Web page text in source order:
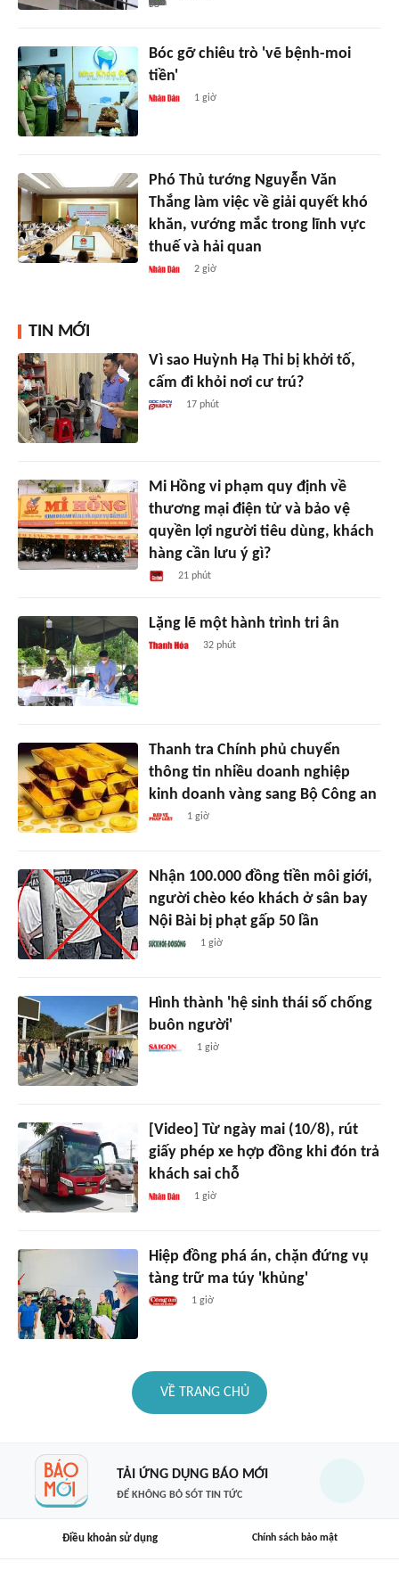
Bóc gỡ chiêu trò 'vẽ bệnh-moi
tiền'
1 giờ
Phó Thủ tướng Nguyễn Văn
Thắng làm việc về giải quyết khó
khăn, vướng mắc trong lĩnh vực
thuế và hải quan
2 giờ
TIN MỚI
Vì sao Huỳnh Hạ Thi bị khởi tố,
cấm đi khỏi nơi cư trú?
17 phút
Mi Hồng vi phạm quy định về
thương mại điện tử và bảo vệ
quyền lợi người tiêu dùng, khách
hàng cần lưu ý gì?
21 phút
Lặng lẽ một hành trình tri ân
32 phút
Thanh tra Chính phủ chuyển
thông tin nhiều doanh nghiệp
kinh doanh vàng sang Bộ Công an
1 giờ
Nhận 100.000 đồng tiền môi giới,
người chèo kéo khách ở sân bay
Nội Bài bị phạt gấp 50 lần
1 giờ
Hình thành 'hệ sinh thái số chống
buôn người'
1 giờ
[Video] Từ ngày mai (10/8), rút
giấy phép xe hợp đồng khi đón trả
khách sai chỗ
1 giờ
Hiệp đồng phá án, chặn đứng vụ
tàng trữ ma túy 'khủng'
1 giờ
VỀ TRANG CHỦ
TẢI ỨNG DỤNG BÁO MỚI
ĐỂ KHÔNG BỎ SÓT TIN TỨC
Điều khoản sử dụng Chính sách bảo mật